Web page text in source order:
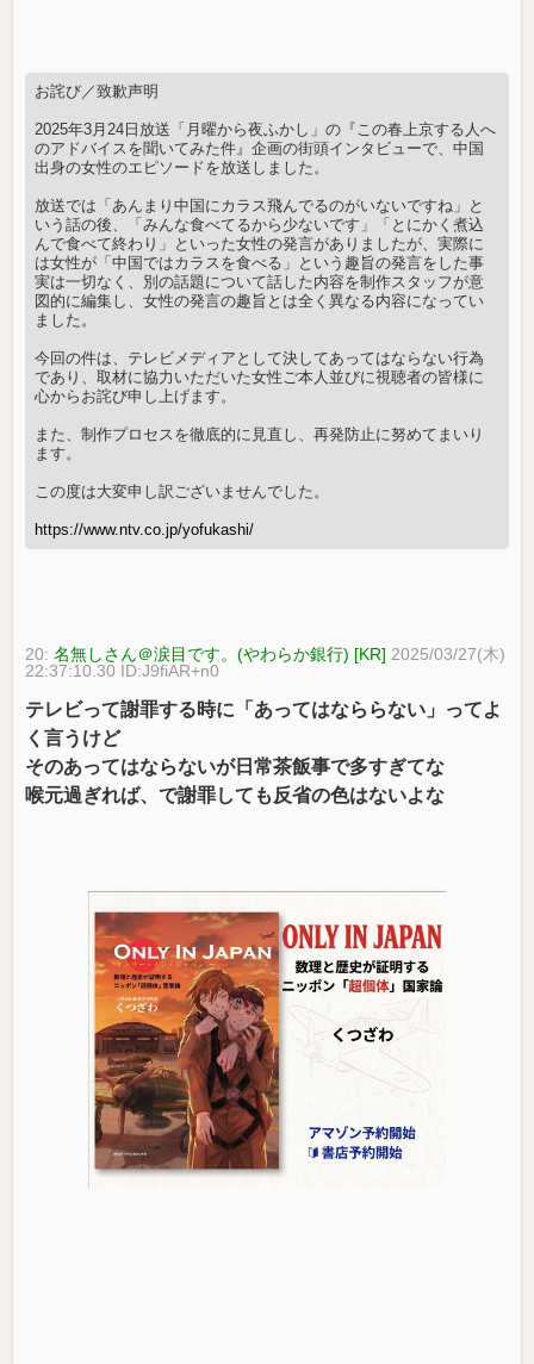
お詫び／致歉声明
2025年3月24日放送「月曜から夜ふかし」の『この春上京する人へ
のアドバイスを聞いてみた件』企画の街頭インタビューで、中国
出身の女性のエピソードを放送しました。
放送では「あんまり中国にカラス飛んでるのがいないですね」と
いう話の後、「みんな食べてるから少ないです」「とにかく煮込
んで食べて終わり」といった女性の発言がありましたが、実際に
は女性が「中国ではカラスを食べる」という趣旨の発言をした事
実は一切なく、別の話題について話した内容を制作スタッフが意
図的に編集し、女性の発言の趣旨とは全く異なる内容になってい
ました。
今回の件は、テレビメディアとして決してあってはならない行為
であり、取材に協力いただいた女性ご本人並びに視聴者の皆様に
心からお詫び申し上げます。
また、制作プロセスを徹底的に見直し、再発防止に努めてまいり
ます。
この度は大変申し訳ございませんでした。
https://www.ntv.co.jp/yofukashi/
20:名無しさん＠涙目です。(やわらか銀行) [KR] 2025/03/27(木)
22:37:10.30 ID:J9fiAR+n0
テレビって謝罪する時に「あってはなららない」ってよ
く言うけど
そのあってはならないが日常茶飯事で多すぎてな
喉元過ぎれば、で謝罪しても反省の色はないよな